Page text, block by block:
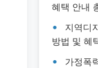
혜택 안내
지역디
방법 및 혜
가정폭